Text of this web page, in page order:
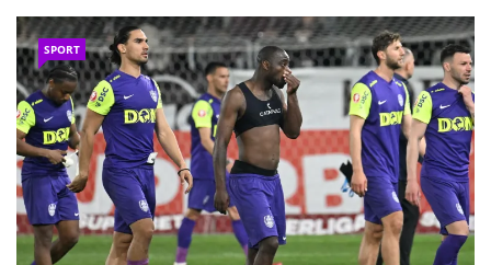
SPORT